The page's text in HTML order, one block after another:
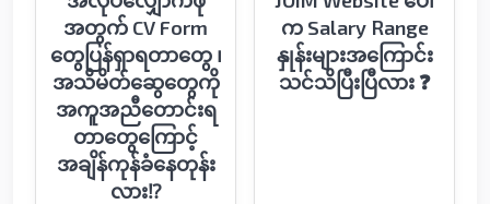
အတွက် CV Form
တွေပြန်ရှာရတာတွေ ၊
အသိမိတ်ဆွေတွေကို
အကူအညီတောင်းရ
တာတွေကြောင့်
အချိန်ကုန်ခံနေတုန်း
လား⁉️
က Salary Range
နှုန်းများအကြောင်း
သင်သိပြီးပြီလား ❓